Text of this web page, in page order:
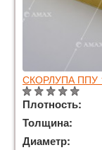
СКОРЛУПА ППУ
Плотность:
Толщина:
Диаметр: